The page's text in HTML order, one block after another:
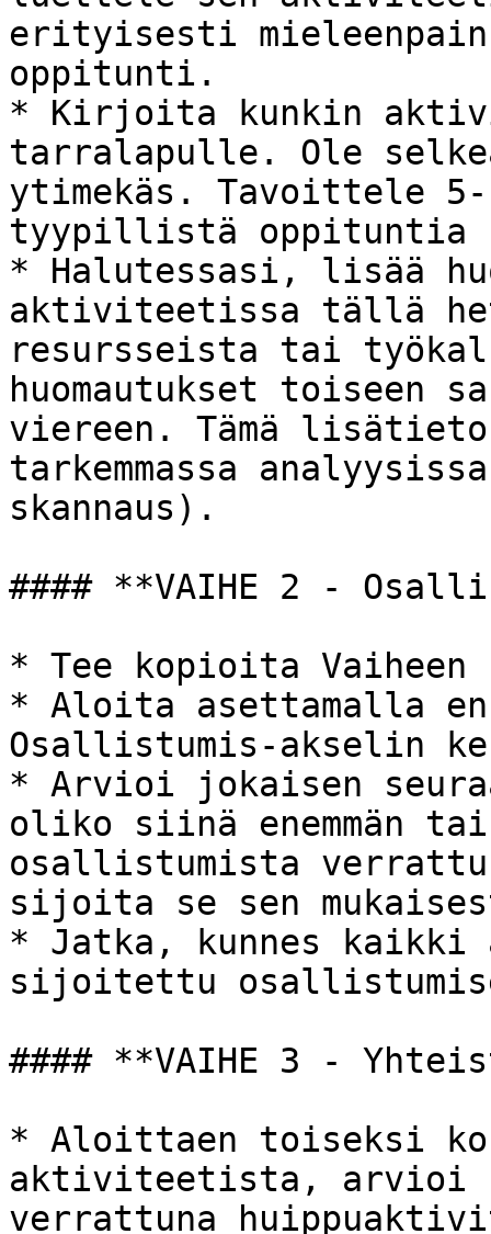
erityisesti
oppitunti.
* Kirjoita kunkin
tarralapulle. Ole
ytimekäs. Tavoittele
tyypillistä oppituntia
* Halutessasi, lisää
aktiviteetissa tällä
resursseista tai
huomautukset toiseen
viereen. Tämä
tarkemmassa
skannaus).
#### **VAIHE 2 -
* Tee kopioita
* Aloita asettamalla
Osallistumis-akselin
* Arvioi jokaisen
oliko siinä enemmän tai
osallistumista
sijoita se sen
* Jatka, kunnes
sijoitettu
#### **VAIHE 3 -
* Aloittaen toiseksi
aktiviteetista, arvioi
verrattuna